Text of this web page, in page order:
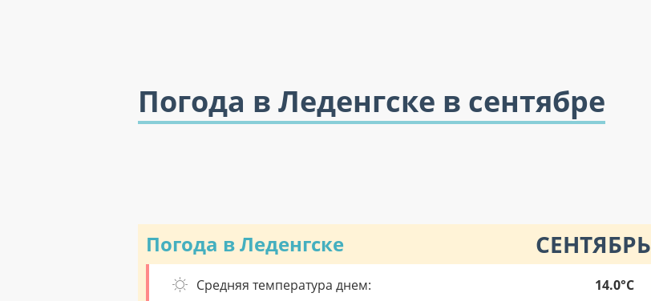
Погода в Леденгске в сентябре
Погода в Леденгске СЕНТЯБРЬ
Средняя температура днем:
14.0°C